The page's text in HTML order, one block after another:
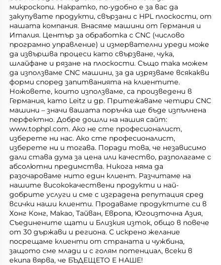
микроскопи. Накратко, по-удобно е за вас да
закупувате продукти, свързани с HPL плоскости, от
нашата компания. Внасяме машини от Германия и
Италия. Център за обработка с CNC (числово
програмно управление) и измервателни уреди може
да извършва процеси като свързване, чука,
шлайфане и рязане на плоскости. Също така можем
да използваме CNC машини, за да изрязваме всякакви
форми според запитванията на клиентите.
Ножовете, които използваме, са произведени в
Германия, като Leitz и др. Притежаваме четири CNC
машини – значи вашата поръчка ще бъде изпълнена
перфектно. Добре дошли на нашия сайт:
www.tophpl.com. Ако не сте професионалист,
изберете ни нас. Ако сте професионалист,
изберете ни и тогава. Поради това, че независимо
дали става дума за цена или качество, разполагаме с
абсолютни предимства. Никога няма да
разочароваме нито един клиент. Разчитаме на
нашите висококачествени продукти и най-
добрите услуги и сме с изградена репутация сред
всички наши клиенти. Продаваме продуктите си в
Хонг Конг, Макао, Тайван, Европа, Югоизточна Азия,
Съединените щати и Близкия изток, общо в повече
от 30 държави и региона. С искрено желание
посрещаме клиенти от страната и чужбина,
защото сме млади и с голям потенциал, всеки в
екипа вярва, че БЪДЕЩЕТО Е НАШЕ!